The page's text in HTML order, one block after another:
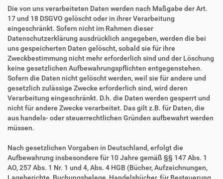
Die von uns verarbeiteten Daten werden nach Maßgabe der Art.
17 und 18 DSGVO gelöscht oder in ihrer Verarbeitung
eingeschränkt. Sofern nicht im Rahmen dieser
Datenschutzerklärung ausdrücklich angegeben, werden die bei
uns gespeicherten Daten gelöscht, sobald sie für ihre
Zweckbestimmung nicht mehr erforderlich sind und der Löschung
keine gesetzlichen Aufbewahrungspflichten entgegenstehen.
Sofern die Daten nicht gelöscht werden, weil sie für andere und
gesetzlich zulässige Zwecke erforderlich sind, wird deren
Verarbeitung eingeschränkt. D.h. die Daten werden gesperrt und
nicht für andere Zwecke verarbeitet. Das gilt z.B. für Daten, die
aus handels- oder steuerrechtlichen Gründen aufbewahrt werden
müssen.
Nach gesetzlichen Vorgaben in Deutschland, erfolgt die
Aufbewahrung insbesondere für 10 Jahre gemäß §§ 147 Abs. 1
AO, 257 Abs. 1 Nr. 1 und 4, Abs. 4 HGB (Bücher, Aufzeichnungen,